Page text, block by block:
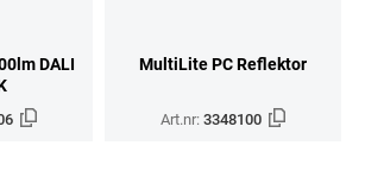
DALI
MultiLite PC Reflektor
Art.nr:3348100